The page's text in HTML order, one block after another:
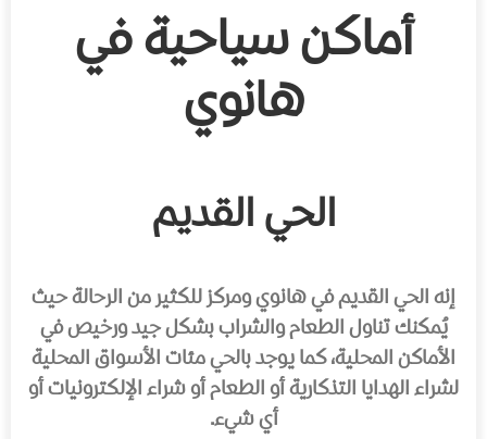
أماكن سياحية في
هانوي
الحي القديم
إنه الحي القديم في هانوي ومركز للكثير من الرحالة حيث
يُمكنك تناول الطعام والشراب بشكل جيد ورخيص في
الأماكن المحلية، كما يوجد بالحي مئات الأسواق المحلية
لشراء الهدايا التذكارية أو الطعام أو شراء الإلكترونيات أو
أي شيء.